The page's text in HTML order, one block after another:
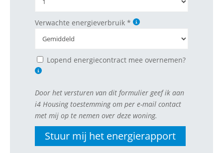
Verwachte energieverbruik *
Lopend energiecontract mee overnemen?
Door het versturen van dit formulier geef ik aan
i4 Housing toestemming om per e-mail contact
met mij op te nemen over deze woning.